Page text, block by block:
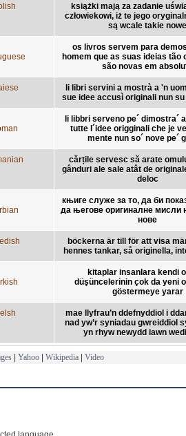
książki mają za zadanie
człowiekowi, iż te jego
są wcale takie nowe
os livros servem para
homem que as suas ideias tão
são novas em
li libri servini a mostrà a 'n
sue idee accusì originali nun
li libbri serveno pe´ dimostra´
tutte l´idee origginali che je
mente nun so´ nove pe´
cărțile servesc să arate
gânduri ale sale atât de
deloc
књиге служе за то, да би
да његове оригиналне мисли
нове
böckerna är till för att visa
hennes tankar, så originella,
kitaplar insanlara kendi
düşüncelerinin çok da yeni
göstermeye yarar
mae llyfrau’n ddefnyddiol i
nad yw’r syniadau gwreiddiol
yn rhyw newydd iawn
| Yahoo | Wikipedia | Video